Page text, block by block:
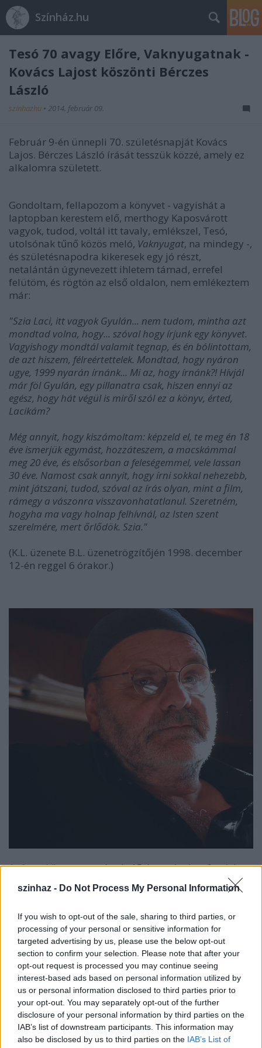
szinhaz - Do Not Process My Personal Information
If you wish to opt-out of the sale, sharing to third parties, or
processing of your personal or sensitive information for
targeted advertising by us, please use the below opt-out
section to confirm your selection. Please note that after your
opt-out request is processed you may continue seeing
interest-based ads based on personal information utilized by
us or personal information disclosed to third parties prior to
your opt-out. You may separately opt-out of the further
disclosure of your personal information by third parties on the
IAB’s list of downstream participants. This information may
also be disclosed by us to third parties on the IAB’s List of
Színház.hu
Tesó 70 avagy Előre, Vaknyugatnak -
Kovács Lajost köszönti Bérczes
László
szinhazhu • 2014. február 09.
Február 9-én ünnepli 70. születésnapját Kovács
Lajos. Bérczes László írását tesszük közzé, amely ez
alkalomra született.
Gondoltam, fellapozom a könyvet - vagyishát a
laptopban kerestem elő, merthogy Kaposvárott
vagyok, tudod, voltál itt tavaly, emlékszel, Tesó,
utolsónak tűnő közös meló, Vaknyugat, na mindegy -,
és születésnapodra kikeresek egy jó részt,
netalántán úgynevezett ihletem támad, errefel
felütöm, és rögtön az első oldalon, nem emlékeztem
már:
"Szia Laci, itt vagyok Gyulán... nem tudom, mintha azt
mondtad volna, hogy... szóval hogy írjunk egy könyvet.
Vagyishogy mondtál valamit tegnap, és én bólintottam,
de azt hiszem, félreértettelek. Mondtad, hogy nyáron
ugye, 1999 nyarán írnánk... Mi az, hogy írnánk?! Hívjál
már föl Gyulán, egy pillanatra csak, hiszen ennyi az
egész, hogy hát végül is miről szól ez a könyv, érted,
Lacikám?
Még annyit, hogy kiszámoltam: képzeld el, te meg én 18
éve ismerjük egymást, hozzáteszem, a macskámmal
meg 20 éve, és elsősorban a feleségemmel, vele lassan
30 éve. Namost csak annyit, hogy írni sokkal nehezebb,
mint játszani, tudod, szóval az írás olyan, mint a film,
rámegy a vászonra visszavonhatatlanul. Szeretném,
hogyha ma vagy holnap felhívnál, az Isten szent
szerelmére, mert őrlődök. Szia."
(K.L. üzenete B.L. üzenetrögzítőjén 1998. december
12-én reggel 6 órakor.)
Azóta a könyvet megírtuk, 15 éve már, és a fentiek
Zsuzsikámmal, feleségeddel, velem 33 éve, a
van, ahogyan másik pulid is, Bogár az is, a
macskádnak is volt persze neve, Faszi talán, vagy
valami ilyesmi, nem emlékszem már.
Nem emlékeztem a rögzítős üzenetekre sem,
mármint hogy ilyen üzenetekkel kezdődnek a
fejezetek, merthogy állandóan tébolyító üzeneteket
hagytál, Tesó, és akkor még nem használtam mobilt,
azt hittem, sokan voltunk így: sosem fogok, azóta
meg szinte függő lettem, nem beszélve rólad, öreg